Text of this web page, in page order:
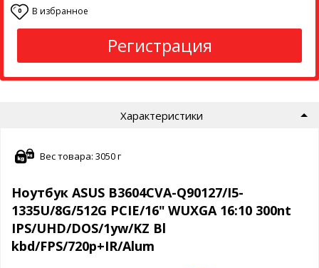
0 В избранное
Регистрация
Характеристики
Вес товара: 3050 г
Ноутбук ASUS B3604CVA-Q90127/I5-
1335U/8G/512G PCIE/16" WUXGA 16:10 300nt
IPS/UHD/DOS/1yw/KZ Bl
kbd/FPS/720p+IR/Alum